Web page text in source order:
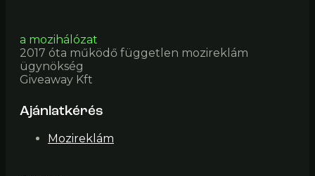
a mozihálózat
2017 óta működő független mozireklám
ügynökség
Giveaway Kft
Ajánlatkérés
Mozireklám